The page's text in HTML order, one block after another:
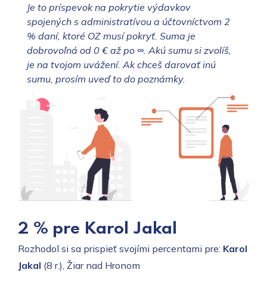
Je to príspevok na pokrytie výdavkov
spojených s administratívou a účtovníctvom 2
% daní, ktoré OZ musí pokryť. Suma je
dobrovoľná od 0 € až po ∞. Akú sumu si zvolíš,
je na tvojom uvážení. Ak chceš darovať inú
sumu, prosím uveď to do poznámky.
2 % pre Karol Jakal
Rozhodol si sa prispieť svojími percentami pre: Karol
Jakal (8 r.), Žiar nad Hronom